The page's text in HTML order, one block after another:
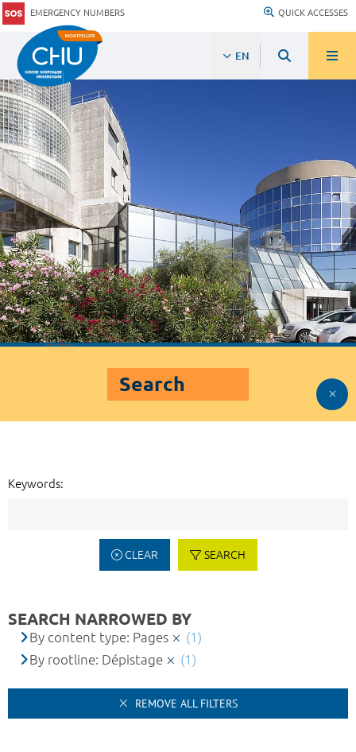
EMERGENCY NUMBERS QUICK ACCESSES
EN
Search
Keywords:
CLEAR SEARCH
SEARCH NARROWED BY
By content type: Pages
(1)
By rootline: Dépistage
(1)
REMOVE ALL FILTERS